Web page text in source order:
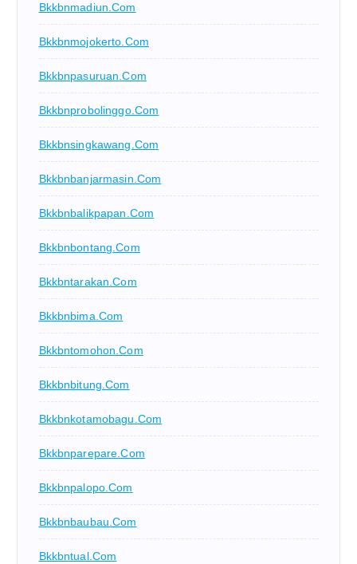
Bkkbnmadiun.com
Bkkbnmojokerto.com
Bkkbnpasuruan.com
Bkkbnprobolinggo.com
Bkkbnsingkawang.com
Bkkbnbanjarmasin.com
Bkkbnbalikpapan.com
Bkkbnbontang.com
Bkkbntarakan.com
Bkkbnbima.com
Bkkbntomohon.com
Bkkbnbitung.com
Bkkbnkotamobagu.com
Bkkbnparepare.com
Bkkbnpalopo.com
Bkkbnbaubau.com
Bkkbntual.com